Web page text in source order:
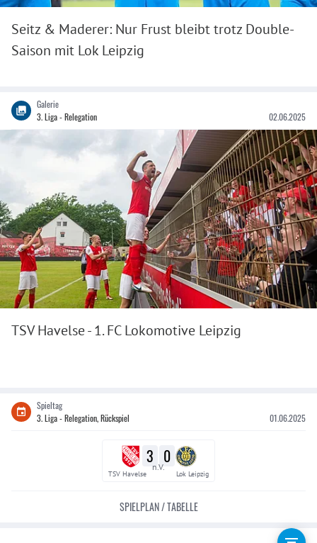
Seitz & Maderer: Nur Frust bleibt trotz Double-
Saison mit Lok Leipzig
Galerie
3. Liga - Relegation
02.06.2025
TSV Havelse - 1. FC Lokomotive Leipzig
Spieltag
3. Liga - Relegation, Rückspiel
01.06.2025
3 0
n.V.
TSV Havelse Lok Leipzig
SPIELPLAN / TABELLE